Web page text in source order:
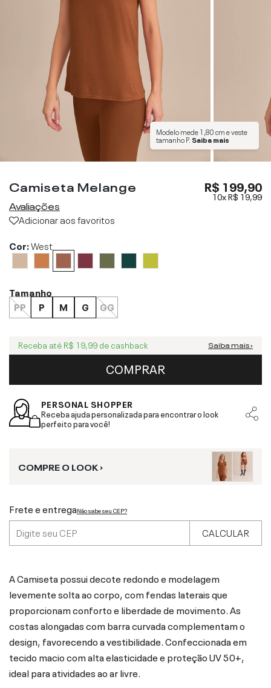
Modelo mede1,80 cme veste
tamanhoP. Saiba mais
Camiseta Melange
Avaliações
Adicionar aos favoritos
R$ 199,90
10xR$ 19,99
Cor:West
Tamanho
PP
P M G GG
Receba até R$ 19,99 de cashback Saiba mais ›
COMPRAR
PERSONAL SHOPPER
Receba ajuda personalizada para encontrar o look
perfeito para você!
COMPRE O LOOK ›
Frete e entregaNão sabe seu CEP?
CALCULAR
A Camiseta possui decote redondo e modelagem
levemente solta ao corpo, com fendas laterais que
proporcionam conforto e liberdade de movimento. As
costas alongadas com barra curvada complementam o
design, favorecendo a vestibilidade. Confeccionada em
tecido macio com alta elasticidade e proteção UV 50+,
ideal para atividades ao ar livre.